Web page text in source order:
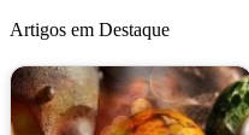
Artigos em Destaque